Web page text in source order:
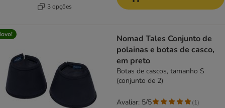
3 opções
Nomad Tales Conjunto de
polainas e botas de casco,
em preto
Botas de cascos, tamanho S
(conjunto de 2)
Avaliar: 5/5 (1)